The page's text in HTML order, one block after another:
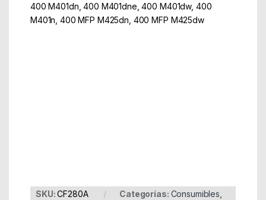
400 M401dn, 400 M401dne, 400 M401dw, 400
M401n, 400 MFP M425dn, 400 MFP M425dw
SKU:CF280A Categorías: Consumibles